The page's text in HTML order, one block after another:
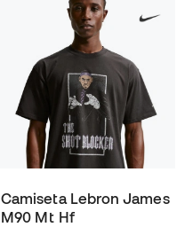
Camiseta Lebron James
M90 Mt Hf